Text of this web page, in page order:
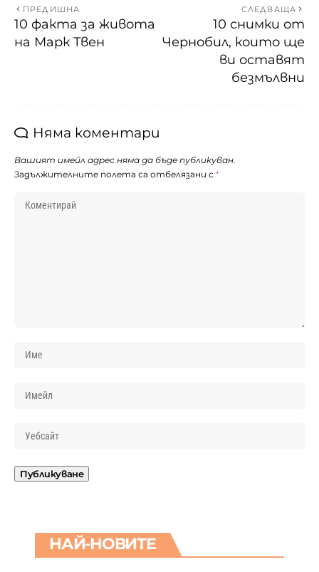
ПРЕДИШНА
10 факта за живота
на Марк Твен
СЛЕДВАЩА
10 снимки от
Чернобил, които ще
ви оставят
безмълвни
Няма коментари
Вашият имейл адрес няма да бъде публикуван.
Задължителните полета са отбелязани с *
НАЙ-НОВИТЕ